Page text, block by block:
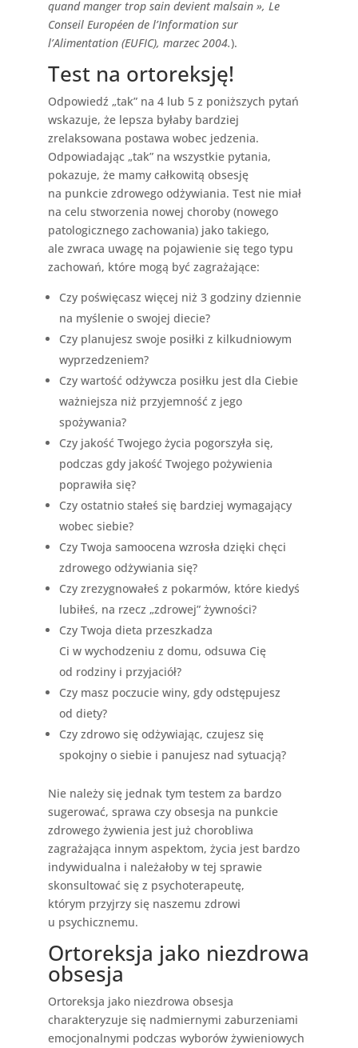
quand manger trop sain devient malsain », Le
Conseil Européen de l’Information sur
l’Alimentation (EUFIC), marzec 2004.).
Test na ortoreksję!
Odpowiedź „tak” na 4 lub 5 z poniższych pytań
wskazuje, że lepsza byłaby bardziej
zrelaksowana postawa wobec jedzenia.
Odpowiadając „tak” na wszystkie pytania,
pokazuje, że mamy całkowitą obsesję
na punkcie zdrowego odżywiania. Test nie miał
na celu stworzenia nowej choroby (nowego
patologicznego zachowania) jako takiego,
ale zwraca uwagę na pojawienie się tego typu
zachowań, które mogą być zagrażające:
Czy poświęcasz więcej niż 3 godziny dziennie
na myślenie o swojej diecie?
Czy planujesz swoje posiłki z kilkudniowym
wyprzedzeniem?
Czy wartość odżywcza posiłku jest dla Ciebie
ważniejsza niż przyjemność z jego
spożywania?
Czy jakość Twojego życia pogorszyła się,
podczas gdy jakość Twojego pożywienia
poprawiła się?
Czy ostatnio stałeś się bardziej wymagający
wobec siebie?
Czy Twoja samoocena wzrosła dzięki chęci
zdrowego odżywiania się?
Czy zrezygnowałeś z pokarmów, które kiedyś
lubiłeś, na rzecz „zdrowej” żywności?
Czy Twoja dieta przeszkadza
Ci w wychodzeniu z domu, odsuwa Cię
od rodziny i przyjaciół?
Czy masz poczucie winy, gdy odstępujesz
od diety?
Czy zdrowo się odżywiając, czujesz się
spokojny o siebie i panujesz nad sytuacją?
Nie należy się jednak tym testem za bardzo
sugerować, sprawa czy obsesja na punkcie
zdrowego żywienia jest już chorobliwa
zagrażająca innym aspektom, życia jest bardzo
indywidualna i należałoby w tej sprawie
skonsultować się z psychoterapeutę,
którym przyjrzy się naszemu zdrowi
u psychicznemu.
Ortoreksja jako niezdrowa
obsesja
Ortoreksja jako niezdrowa obsesja
charakteryzuje się nadmiernymi zaburzeniami
emocjonalnymi podczas wyborów żywieniowych